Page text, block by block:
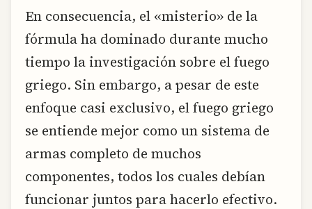
En consecuencia, el «misterio» de la
fórmula ha dominado durante mucho
tiempo la investigación sobre el fuego
griego. Sin embargo, a pesar de este
enfoque casi exclusivo, el fuego griego
se entiende mejor como un sistema de
armas completo de muchos
componentes, todos los cuales debían
funcionar juntos para hacerlo efectivo.